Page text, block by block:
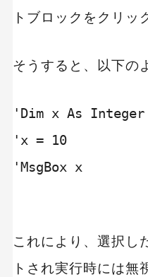
トブロックをクリッ
そうすると、以下の
'Dim x As Integer
'x = 10
'MsgBox x
これにより、選択し
トされ実行時には無